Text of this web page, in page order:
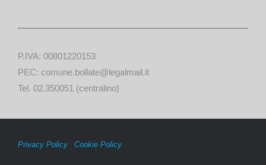
P.IVA: 00801220153
PEC: comune.bollate@legalmail.it
Tel. 02.350051 (centralino)
Privacy Policy| Cookie Policy